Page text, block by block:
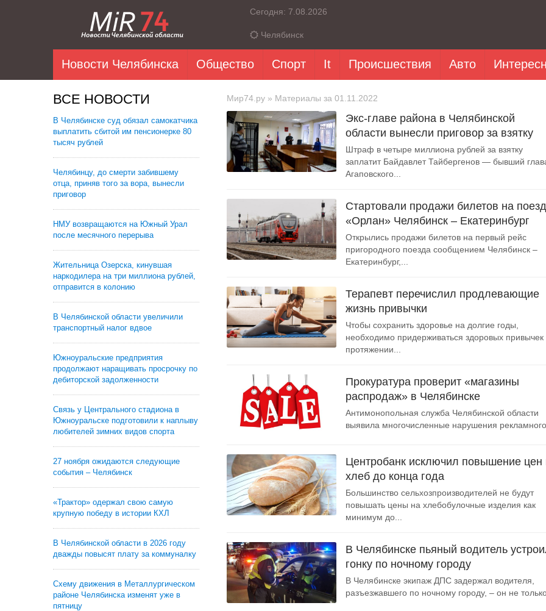
Сегодня: 7.08.2026
Челябинск
Новости Челябинска Общество Спорт It Происшествия Авто
ВСЕ НОВОСТИ
В Челябинске суд обязал самокатчика
выплатить сбитой им пенсионерке 80
тысяч рублей
Челябинцу, до смерти забившему
отца, приняв того за вора, вынесли
приговор
НМУ возвращаются на Южный Урал
после месячного перерыва
Жительница Озерска, кинувшая
наркодилера на три миллиона рублей,
отправится в колонию
В Челябинской области увеличили
транспортный налог вдвое
Южноуральские предприятия
продолжают наращивать просрочку по
дебиторской задолженности
Связь у Центрального стадиона в
Южноуральске подготовили к наплыву
любителей зимних видов спорта
27 ноября ожидаются следующие
события – Челябинск
«Трактор» одержал свою самую
крупную победу в истории КХЛ
В Челябинской области в 2026 году
дважды повысят плату за коммуналку
Схему движения в Металлургическом
районе Челябинска изменят уже в
пятницу
Мир74.ру » Материалы за 01.11.2022
Экс-главе района в Челябинской
области вынесли приговор за взятку
Штраф в четыре миллиона рублей за взятку
заплатит Байдавлет Тайбергенов — бывший
Агаповского...
Стартовали продажи билетов на поезд
«Орлан» Челябинск – Екатеринбург
Открылись продажи билетов на первый рейс
пригородного поезда сообщением Челябинск –
Екатеринбург,...
Терапевт перечислил продлевающие
жизнь привычки
Чтобы сохранить здоровье на долгие годы,
необходимо придерживаться здоровых привычек
протяжении...
Прокуратура проверит «магазины
распродаж» в Челябинске
Антимонопольная служба Челябинской области
выявила многочисленные нарушения
Центробанк исключил повышение цен
хлеб до конца года
Большинство сельхозпроизводителей не будут
повышать цены на хлебобулочные изделия как
минимум до...
В Челябинске пьяный водитель
гонку по ночному городу
В Челябинске экипаж ДПС задержал водителя,
разъезжавшего по ночному городу, – он не